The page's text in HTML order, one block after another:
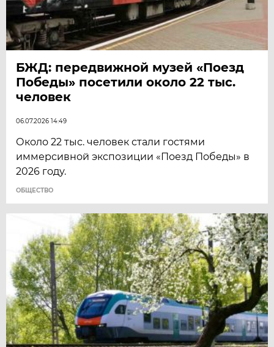
БЖД: передвижной музей «Поезд
Победы» посетили около 22 тыс.
человек
06.07.2026 14:49
Около 22 тыс. человек стали гостями
иммерсивной экспозиции «Поезд Победы» в
2026 году.
ОБЩЕСТВО